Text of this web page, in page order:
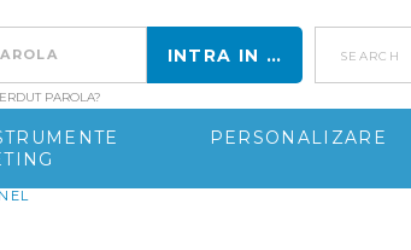
PAROLA?
search
PERSONALIZARE